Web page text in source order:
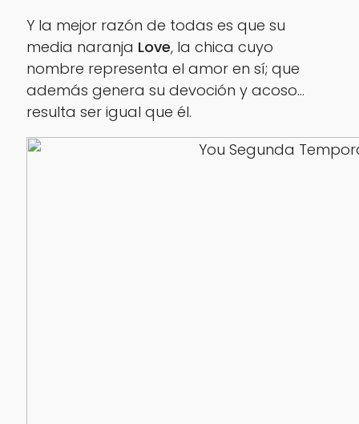
Y la mejor razón de todas es que su
media naranja Love, la chica cuyo
nombre representa el amor en sí; que
además genera su devoción y acoso…
resulta ser igual que él.